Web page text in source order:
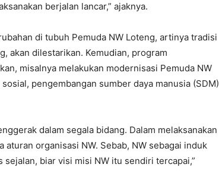
berjalan lancar,” ajaknya.
di tubuh Pemuda NW Loteng, artinya tradisi
akan dilestarikan. Kemudian, program
misalnya melakukan modernisasi Pemuda NW
pengembangan sumber daya manusia (SDM)
dalam segala bidang. Dalam melaksanakan
organisasi NW. Sebab, NW sebagai induk
biar visi misi NW itu sendiri tercapai,”